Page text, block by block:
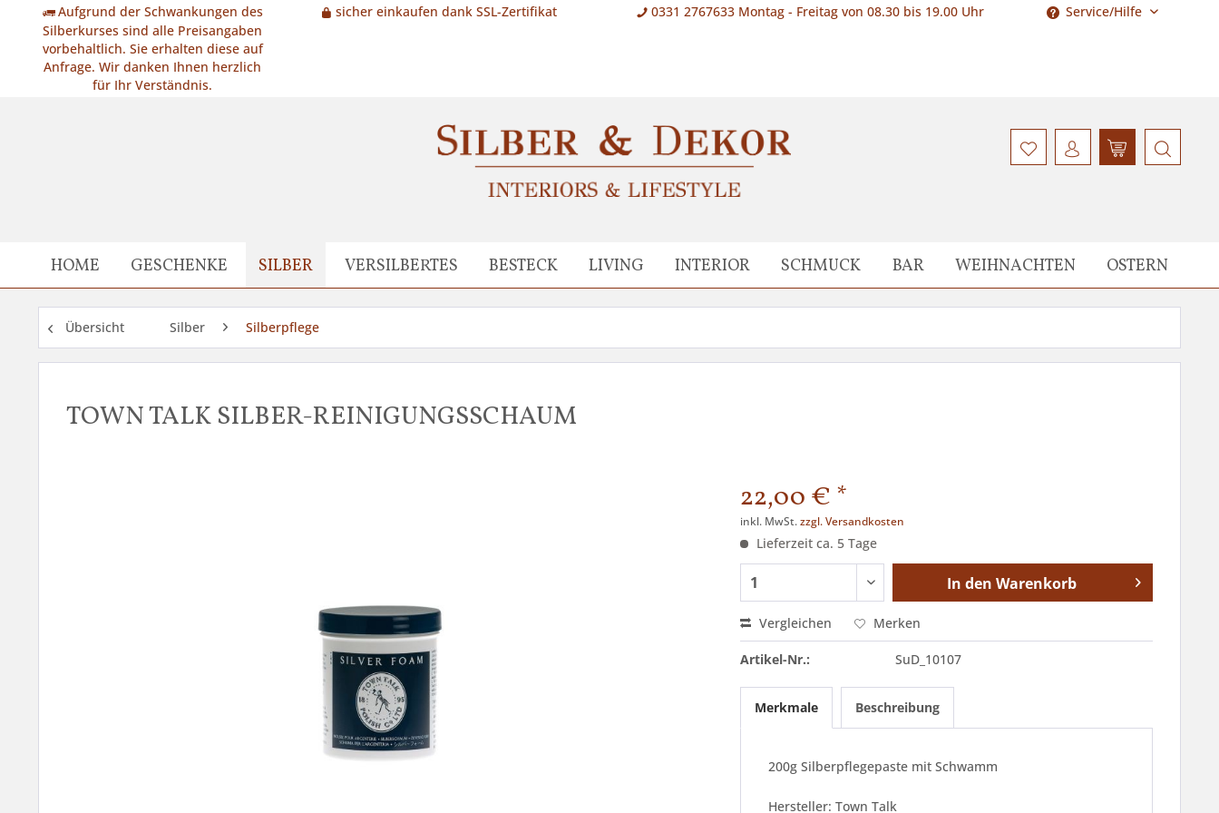
Aufgrund der Schwankungen des
Silberkurses sind alle Preisangaben
vorbehaltlich. Sie erhalten diese auf
Anfrage. Wir danken Ihnen herzlich
für Ihr Verständnis.
sicher einkaufen dank SSL-Zertifikat 0331 2767633 Montag - Freitag von 08.30 bis 19.00 Uhr Service/Hilfe
HOME GESCHENKE SILBER VERSILBERTES BESTECK LIVING INTERIOR SCHMUCK BAR WEIHNACHTEN OSTERN
Übersicht Silber Silberpflege
TOWN TALK SILBER-REINIGUNGSSCHAUM
22,00 € *
inkl. MwSt.zzgl. Versandkosten
Lieferzeit ca. 5 Tage
In den Warenkorb
Vergleichen Merken
Artikel-Nr.: SuD_10107
Merkmale Beschreibung
200g Silberpflegepaste mit Schwamm
Hersteller: Town Talk